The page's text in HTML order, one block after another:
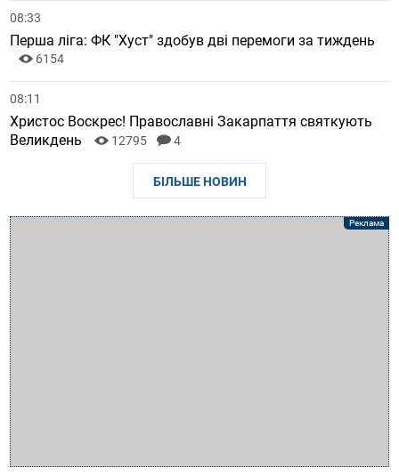
08:33
Перша ліга: ФК "Хуст" здобув дві перемоги за тиждень
6154
08:11
Христос Воскрес! Православні Закарпаття святкують
Великдень
12795 4
БІЛЬШЕ НОВИН